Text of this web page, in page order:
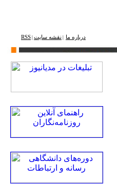
درباره ما نقشه ‌سایت RSS